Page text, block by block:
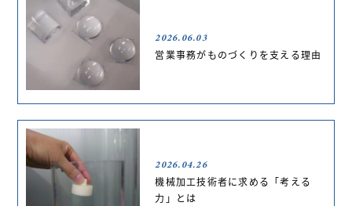
2026.06.03
営業事務がものづくりを支える理由
2026.04.26
機械加工技術者に求める「考える
力」とは